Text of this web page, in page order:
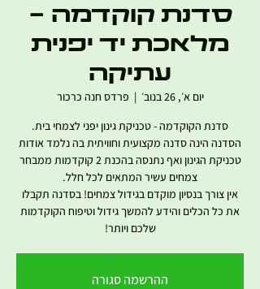
סדנת קוקדמה -
מלאכת יד יפנית
עתיקה
יום א׳, 26 בנוב׳
  |
פרדס חנה כרכור
הסדנה הינה סדנה מקצועית וחוויתית בה נלמד אודות
טכניקת הגינון ואף נתנסה בהכנת 2 קוקדמות ממבחר
אין צורך בנסיון מוקדם בגידול צמחים! בסדנה תקבלו
את כל הכלים והידע להמשך גידול וטיפוח הקוקדמות
שלכם ויותר!
ההרשמה סגורה